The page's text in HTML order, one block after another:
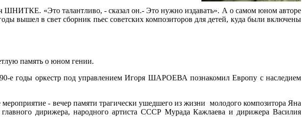
ШНИТКЕ. «Это талантливо, - сказал он.- Это нужно издавать». А о самом юном авторе
вышел в свет сборник пьес советских композиторов для детей, куда были включены
память о юном гении.
е годы оркестр под управлением Игоря ШАРОЕВА познакомил Европу с наследием
- вечер памяти трагически ушедшего из жизни молодого композитора Яна
дирижера, народного артиста СССР Мурада Кажлаева и дирижера Василия